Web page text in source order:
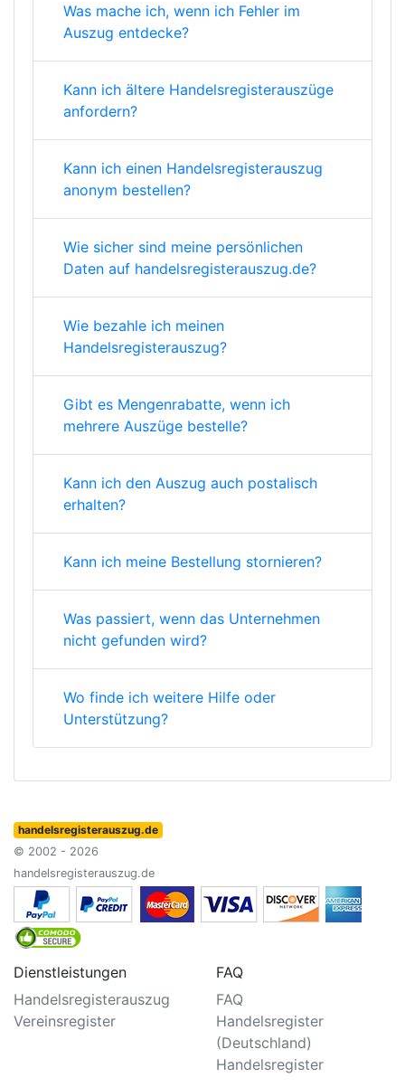
Was mache ich, wenn ich Fehler im
Auszug entdecke?
Kann ich ältere Handelsregisterauszüge
anfordern?
Kann ich einen Handelsregisterauszug
anonym bestellen?
Wie sicher sind meine persönlichen
Daten auf handelsregisterauszug.de?
Wie bezahle ich meinen
Handelsregisterauszug?
Gibt es Mengenrabatte, wenn ich
mehrere Auszüge bestelle?
Kann ich den Auszug auch postalisch
erhalten?
Kann ich meine Bestellung stornieren?
Was passiert, wenn das Unternehmen
nicht gefunden wird?
Wo finde ich weitere Hilfe oder
Unterstützung?
handelsregisterauszug.de
© 2002 - 2026
handelsregisterauszug.de
Dienstleistungen
Handelsregisterauszug
Vereinsregister
FAQ
FAQ
Handelsregister
(Deutschland)
Handelsregister